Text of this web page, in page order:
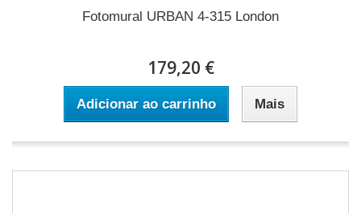
Fotomural URBAN 4-315 London
179,20 €
Adicionar ao carrinho Mais